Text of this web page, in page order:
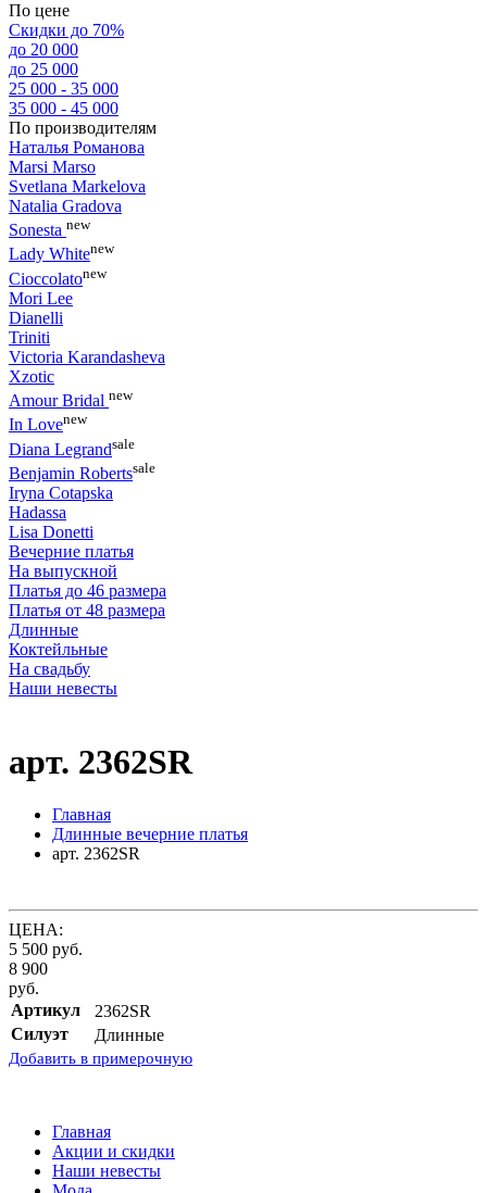
По цене
Скидки до 70%
до 20 000
до 25 000
25 000 - 35 000
35 000 - 45 000
По производителям
Наталья Романова
Marsi Marsо
Svetlana Markelova
Natalia Gradova
Sonesta new
Lady Whitenew
Cioccolatonew
Mori Lee
Dianelli
Triniti
Victoria Karandasheva
Xzotic
Amour Bridal new
In Lovenew
Diana Legrandsale
Benjamin Robertssale
Iryna Cotapska
Hadassa
Lisa Donetti
Вечерние платья
На выпускной
Платья до 46 размера
Платья от 48 размера
Длинные
Коктейльные
На свадьбу
Наши невесты
арт. 2362SR
Главная
Длинные вечерние платья
арт. 2362SR
ЦЕНА:
5 500 руб.
8 900
руб.
Артикул
2362SR
Силуэт
Длинные
Добавить в примерочную
Главная
Акции и скидки
Наши невесты